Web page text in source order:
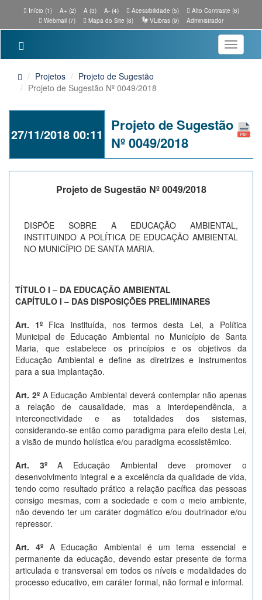
Início (1) A+ (2) A (3) A- (4) Acessibilidade (5)
Alto Contraste (6)
Webmail (7)
Mapa do Site (8) VLibras (9) Administrador
Toggle
Projetos
Projeto de Sugestão
Projeto de Sugestão Nº 0049/2018
27/11/2018 00:11
Projeto de Sugestão
Nº 0049/2018
Projeto de Sugestão Nº 0049/2018
DISPÕE SOBRE A EDUCAÇÃO AMBIENTAL,
INSTITUINDO A POLÍTICA DE EDUCAÇÃO AMBIENTAL
NO MUNICÍPIO DE SANTA MARIA.
TÍTULO I – DA EDUCAÇÃO AMBIENTAL
CAPÍTULO I – DAS DISPOSIÇÕES PRELIMINARES
Art. 1º Fica instituída, nos termos desta Lei, a Política
Municipal de Educação Ambiental no Município de Santa
Maria, que estabelece os princípios e os objetivos da
Educação Ambiental e define as diretrizes e instrumentos
para a sua implantação.
Art. 2ºA Educação Ambiental deverá contemplar não apenas
a relação de causalidade, mas a interdependência, a
interconectividade e as totalidades dos sistemas,
considerando-se então como paradigma para efeito desta Lei,
a visão de mundo holística e/ou paradigma ecossistêmico.
Art. 3ºA Educação Ambiental deve promover o
desenvolvimento integral e a excelência da qualidade de vida,
tendo como resultado prático a relação pacífica das pessoas
consigo mesmas, com a sociedade e com o meio ambiente,
não devendo ter um caráter dogmático e/ou doutrinador e/ou
repressor.
Art. 4ºA Educação Ambiental é um tema essencial e
permanente da educação, devendo estar presente de forma
articulada e transversal em todos os níveis e modalidades do
processo educativo, em caráter formal, não formal e informal.